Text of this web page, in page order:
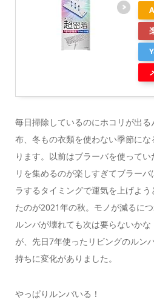
毎日掃除しているのにホコリが出
布、冬もの衣類を使わない季節に
ります。以前はブラーバを使って
リを集めるのが楽しすぎてブラー
ラするタイミングで運気を上げよ
たのが2021年の秋。モノが減るに
ルンバが壊れても次は要らないか
が、先日7年使ったリビングのルン
持ちに変化がありました。
やっぱりルンバいる！